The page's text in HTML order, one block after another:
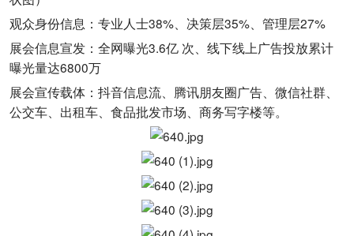
观众身份信息：专业人士38%、决策层35%、管理层27%
展会信息宣发：全网曝光3.6亿 次、线下线上广告投放累计
曝光量达6800万
展会宣传载体：抖音信息流、腾讯朋友圈广告、微信社群、
公交车、出租车、食品批发市场、商务写字楼等。